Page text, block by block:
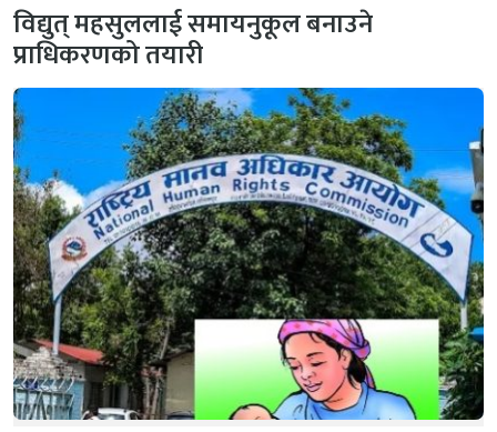
विद्युत् महसुललाई समायनुकूल बनाउने
प्राधिकरणको तयारी